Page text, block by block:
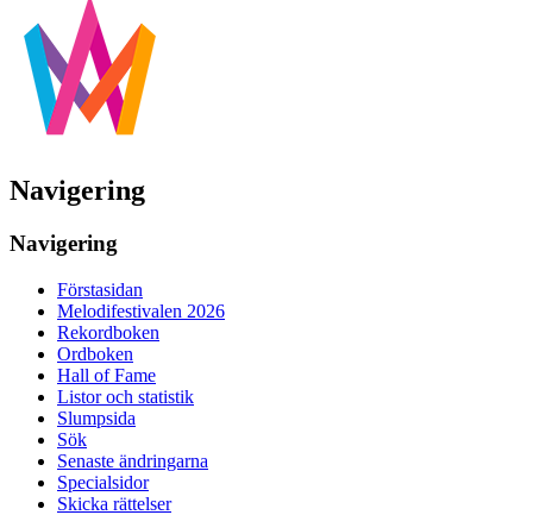
Navigering
Navigering
Förstasidan
Melodifestivalen 2026
Rekordboken
Ordboken
Hall of Fame
Listor och statistik
Slumpsida
Sök
Senaste ändringarna
Specialsidor
Skicka rättelser